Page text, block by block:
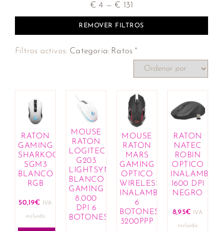
€4 — € 131
REMOVER FILTROS
Filtros activos: Categoria: Ratos ×
RATON
GAMING
SHARKOON
SGM3
BLANCO
RGB
50,19€ IVA
incluido
MOUSE
RATON
LOGITECH
G203
LIGHTSYNC
BLANCO
GAMING
8.000
DPI 6
BOTONES
MOUSE
RATON
MARS
GAMING
OPTICO
WIRELESS
INALAMBRICO
6
BOTONES
3200PPP
RATON
NATEC
ROBIN
OPTICO
1600 DPI
NEGRO
8,95€ IVA
incluido